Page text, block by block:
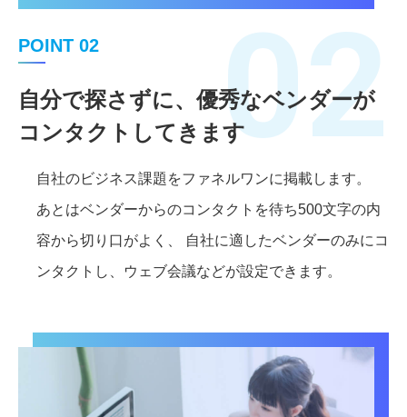
POINT 02
自分で探さずに、優秀なベンダーが
コンタクトしてきます02
自社のビジネス課題をファネルワンに掲載します。
あとはベンダーからのコンタクトを待ち500文字の内
容から切り口がよく、 自社に適したベンダーのみにコ
ンタクトし、ウェブ会議などが設定できます。